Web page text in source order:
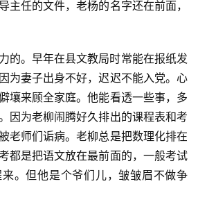
主任的文件，老杨的名字还在前面，
的。早年在县文教局时常能在报纸发
为妻子出身不好，迟迟不能入党。心
壤来顾全家庭。他能看透一些事，多
因为老柳闹腾好久排出的课程表和考
老师们诟病。老柳总是把数理化排在
都是把语文放在最前面的，一般考试
。但他是个爷们儿，皱皱眉不做争